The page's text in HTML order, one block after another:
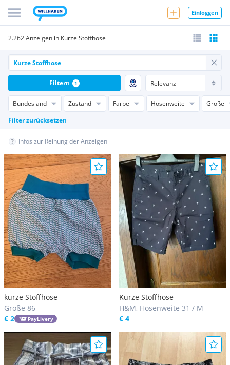
Einloggen
2.262 Anzeigen in Kurze Stoffhose
Bundesland Zustand Farbe Hosenweite
Größe
Filter zurücksetzen
Filtern 1
Infos zur Reihung der Anzeigen
kurze Stoffhose
Größe 86
€ 2
PayLivery
Kurze Stoffhose
H&M, Hosenweite 31 / M
€ 4